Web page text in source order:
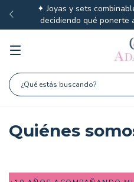
✦ Joyas y sets
decidiendo qué
Quiénes